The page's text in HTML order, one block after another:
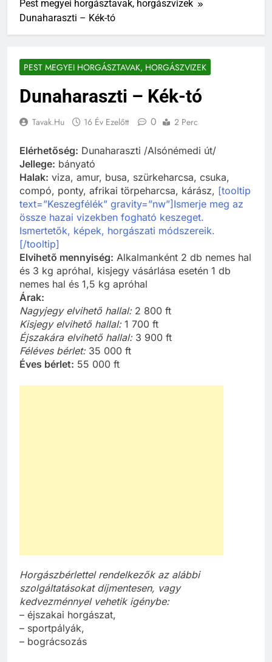
Pest megyei horgásztavak, horgászvizek
Dunaharaszti – Kék-tó
PEST MEGYEI HORGÁSZTAVAK, HORGÁSZVIZEK
Dunaharaszti – Kék-tó
Tavak.hu 16 Év Ezelőtt 0 2 Perc
Elérhetőség: Dunaharaszti /Alsónémedi út/
Jellege: bányató
Halak: viza, amur, busa, szürkeharcsa, csuka,
compó, ponty, afrikai törpeharcsa, kárász, [tooltip
text=”Keszegfélék” gravity=”nw”]Ismerje meg az
össze hazai vizekben fogható keszeget.
Ismertetők, képek, horgászati módszereik.
[/tooltip]
Elvihető mennyiség: Alkalmanként 2 db nemes hal
és 3 kg apróhal, kisjegy vásárlása esetén 1 db
nemes hal és 1,5 kg apróhal
Árak:
Nagyjegy elvihető hallal:2 800 ft
Kisjegy elvihető hallal:1 700 ft
Éjszakára elvihető hallal:3 900 ft
Féléves bérlet:35 000 ft
Éves bérlet: 55 000 ft
Horgászbérlettel rendelkezők az alábbi
szolgáltatásokat díjmentesen, vagy
kedvezménnyel vehetik igénybe:
– éjszakai horgászat,
– sportpályák,
– bográcsozás